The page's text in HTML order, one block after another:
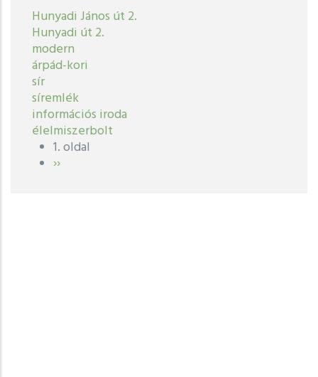
Hunyadi János út 2.
Hunyadi út 2.
modern
árpád-kori
sír
síremlék
információs iroda
élelmiszerbolt
Oldalszámozás
1. oldal
Következő
››